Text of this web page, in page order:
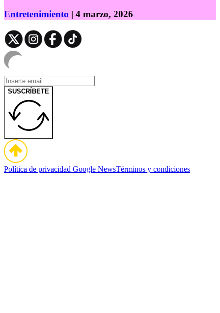
Entretenimiento | 4 marzo, 2026
SUSCRÍBETE
Política de privacidad Google NewsTérminos y condiciones